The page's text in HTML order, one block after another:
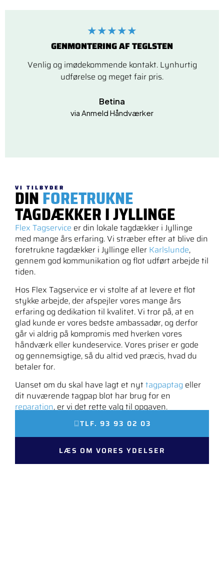
★★★★★
GENMONTERING AF TEGLSTEN
Venlig og imødekommende kontakt. Lynhurtig
udførelse og meget fair pris.
Betina
via Anmeld Håndværker
VI TILBYDER
DINFORETRUKNE
TAGDÆKKER I JYLLINGE
Flex Tagservice er din lokale tagdækker i Jyllinge
med mange års erfaring. Vi stræber efter at blive din
foretrukne tagdækker i Jyllinge eller Karlslunde,
gennem god kommunikation og flot udført arbejde til
tiden.
Hos Flex Tagservice er vi stolte af at levere et flot
stykke arbejde, der afspejler vores mange års
erfaring og dedikation til kvalitet. Vi tror på, at en
glad kunde er vores bedste ambassadør, og derfor
går vi aldrig på kompromis med hverken vores
håndværk eller kundeservice. Vores priser er gode
og gennemsigtige, så du altid ved præcis, hvad du
betaler for.
Uanset om du skal have lagt et nyt tagpaptag eller
dit nuværende tagpap blot har brug for en
reparation, er vi det rette valg til opgaven.
TLF. 93 93 02 03
LÆS OM VORES YDELSER